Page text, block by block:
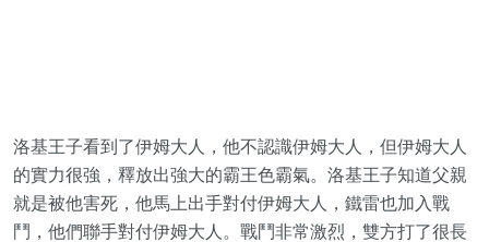
洛基王子看到了伊姆大人，他不認識伊姆大人，但伊姆大人
的實力很強，釋放出強大的霸王色霸氣。洛基王子知道父親
就是被他害死，他馬上出手對付伊姆大人，鐵雷也加入戰
鬥，他們聯手對付伊姆大人。戰鬥非常激烈，雙方打了很長